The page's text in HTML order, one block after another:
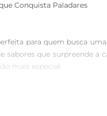
Conquista Paladares
para quem busca
que surpreende a
mais especial.